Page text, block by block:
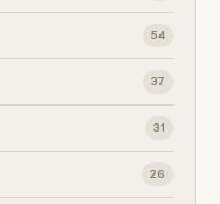
54
37
31
26